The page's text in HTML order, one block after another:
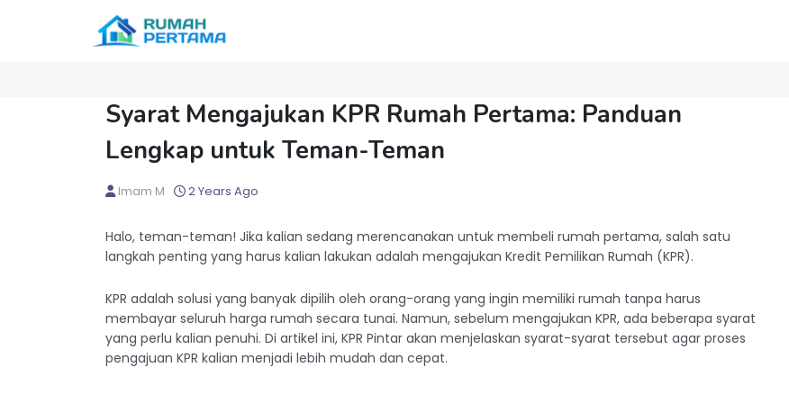
Syarat Mengajukan KPR Rumah Pertama: Panduan
Lengkap untuk Teman-Teman
Imam M 2 Years Ago
Halo, teman-teman! Jika kalian sedang merencanakan untuk membeli rumah pertama, salah satu
langkah penting yang harus kalian lakukan adalah mengajukan Kredit Pemilikan Rumah (KPR).
KPR adalah solusi yang banyak dipilih oleh orang-orang yang ingin memiliki rumah tanpa harus
membayar seluruh harga rumah secara tunai. Namun, sebelum mengajukan KPR, ada beberapa syarat
yang perlu kalian penuhi. Di artikel ini, KPR Pintar akan menjelaskan syarat-syarat tersebut agar proses
pengajuan KPR kalian menjadi lebih mudah dan cepat.